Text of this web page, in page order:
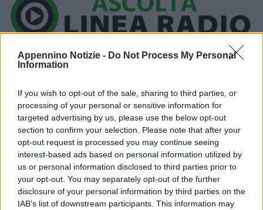
Appennino Notizie - Do Not Process My Personal
Information
If you wish to opt-out of the sale, sharing to third parties, or
processing of your personal or sensitive information for
targeted advertising by us, please use the below opt-out
section to confirm your selection. Please note that after your
opt-out request is processed you may continue seeing
interest-based ads based on personal information utilized by
us or personal information disclosed to third parties prior to
your opt-out. You may separately opt-out of the further
disclosure of your personal information by third parties on the
IAB’s list of downstream participants. This information may
Ora in onda:
Questa mattina intorno alle 8:30, i Vigili del fuoco dai
distaccamenti di Monzuno e Vergato, sono intervenuti per lo
smottamento dell’argine di un corso d’acqua in via Allocco 1, a
Marzabotto, dovuto alle piogge di questi giorni. Sul posto i tecnici
del comune di Marzabotto, Polizia locale, Carabinieri e Agenzia
Regionale Sicurezza Territoriale e Protezione Civile Regione